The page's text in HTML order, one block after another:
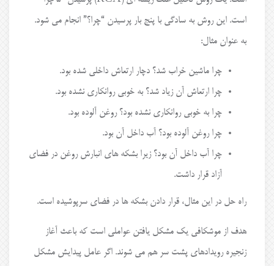
است. این روش به سادگی با پنج بار پرسیدن “چرا؟” انجام می شود.
به عنوان مثال:
چرا ماشین خراب شد؟ دچار ارتعاش داخلی شده بود.
چرا ارتعاش آن زیاد شد؟ به خوبی روانکاری نشده بود.
چرا به خوبی روانکاری نشده بود؟ روغن آلوده بود.
چرا روغن آلوده بود؟ آب داخل آن بود.
چرا آب داخل آن بود؟ زیرا بشکه های انبارش روغن در فضای
آزاد قرار داشت.
راه حل در این مثال، قرار دادن بشکه ها در فضای سرپوشیده است.
هدف از موشکافی یک مشکل یافتن عواملی است که باعث آغاز
زنجیره رویدادهای پشت سر هم می شوند. اگر عامل پیدایش مشکل